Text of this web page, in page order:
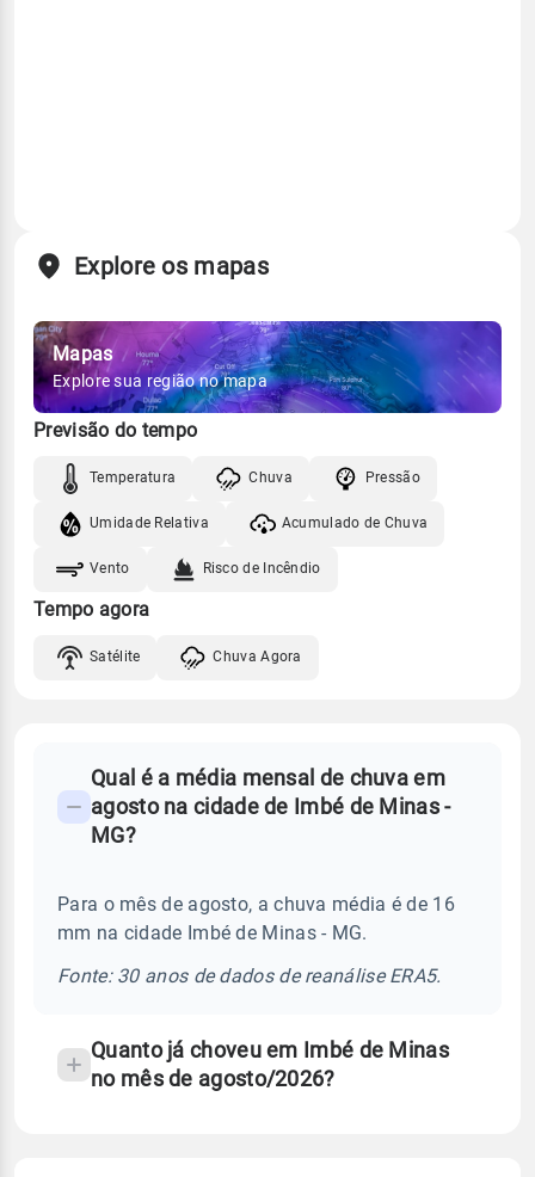
Explore os mapas
Mapas
Explore sua região no mapa
Previsão do tempo
Temperatura Chuva Pressão
Umidade Relativa Acumulado de Chuva
Vento Risco de Incêndio
Tempo agora
Satélite Chuva Agora
Perguntas
frequentes
chuva
temperatura
Qual é a média mensal de chuva em
agosto na cidade de Imbé de Minas -
MG?
Para o mês de agosto, a chuva média é de 16
mm na cidade Imbé de Minas - MG.
Fonte: 30 anos de dados de reanálise ERA5.
Quanto já choveu em Imbé de Minas
no mês de agosto/2026?